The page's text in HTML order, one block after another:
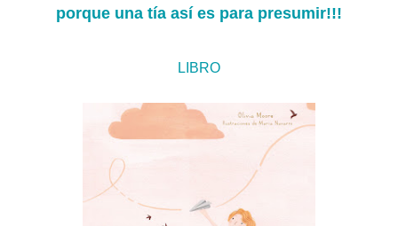
porque una tía así es para presumir!!!
LIBRO